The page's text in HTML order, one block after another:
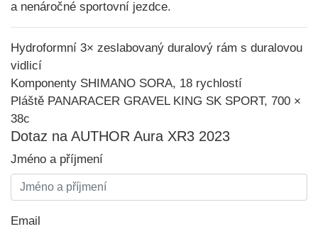
a nenáročné sportovní jezdce.
Hydroformní 3× zeslabovaný duralový rám s duralovou
vidlicí
Komponenty SHIMANO SORA, 18 rychlostí
Pláště PANARACER GRAVEL KING SK SPORT, 700 ×
38c
Dotaz na AUTHOR Aura XR3 2023
Jméno a příjmení
Email